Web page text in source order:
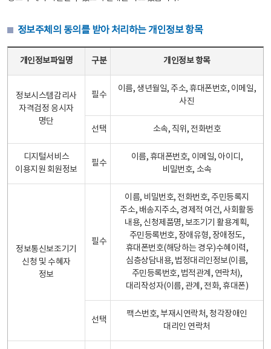
정보주체의 동의를 받아 처리하는 개인정보 항목
개인정보파일명 구분 개인정보 항목
정보시스템감리사
자격검정 응시자
명단
필수
이름, 생년월일, 주소, 휴대폰번호, 이메일,
사진
선택 소속, 직위, 전화번호
디지털서비스
이용지원 회원정보
필수
이름, 휴대폰번호, 이메일, 아이디,
비밀번호, 소속
정보통신보조기기
신청 및 수혜자
정보
필수
이름, 비밀번호, 전화번호, 주민등록지
주소, 배송지주소, 경제적 여건, 사회활동
내용, 신청제품명, 보조기기 활용계획,
주민등록번호, 장애유형, 장애정도,
휴대폰번호(해당하는 경우)수혜이력,
심층상담내용, 법정대리인정보(이름,
주민등록번호, 법적관계, 연락처),
대리작성자(이름, 관계, 전화, 휴대폰)
선택
팩스번호, 부재시연락처, 청각장애인
대리인 연락처